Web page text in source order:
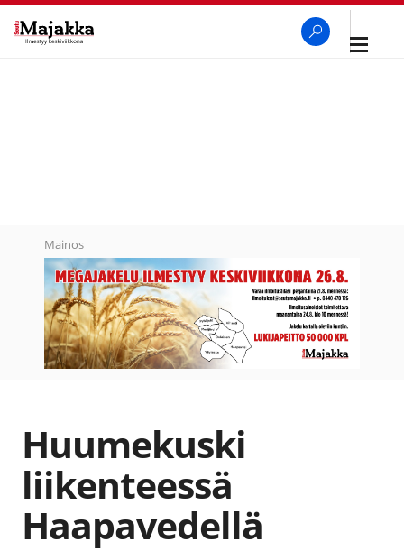
Avaa
Mainos
Huumekuski
liikenteessä
Haapavedellä